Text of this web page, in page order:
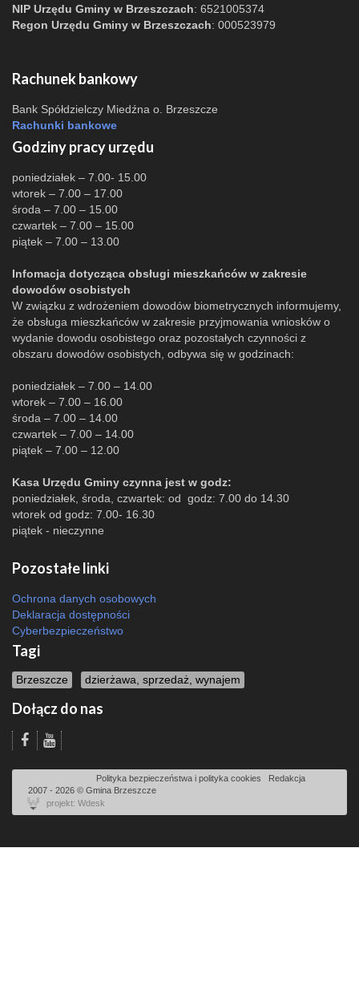
NIP Urzędu Gminy w Brzeszczach: 6521005374
Regon Urzędu Gminy w Brzeszczach: 000523979
Rachunek bankowy
Bank Spółdzielczy Miedźna o. Brzeszcze
Rachunki bankowe
Godziny pracy urzędu
poniedziałek – 7.00- 15.00
wtorek – 7.00 – 17.00
środa – 7.00 – 15.00
czwartek – 7.00 – 15.00
piątek – 7.00 – 13.00
Infomacja dotycząca obsługi mieszkańców w zakresie
dowodów osobistych
W związku z wdrożeniem dowodów biometrycznych informujemy,
że obsługa mieszkańców w zakresie przyjmowania wniosków o
wydanie dowodu osobistego oraz pozostałych czynności z
obszaru dowodów osobistych, odbywa się w godzinach:
poniedziałek – 7.00 – 14.00
wtorek – 7.00 – 16.00
środa – 7.00 – 14.00
czwartek – 7.00 – 14.00
piątek – 7.00 – 12.00
Kasa Urzędu Gminy czynna jest w godz:
poniedziałek, środa, czwartek: od godz: 7.00 do 14.30
wtorek od godz: 7.00- 16.30
piątek - nieczynne
Pozostałe linki
Ochrona danych osobowych
Deklaracja dostępności
Cyberbezpieczeństwo
Tagi
Brzeszcze dzierżawa, sprzedaż, wynajem
Dołącz do nas
Polityka bezpieczeństwa i polityka cookies Redakcja
2007 - 2026 © Gmina Brzeszcze
projekt: Wdesk